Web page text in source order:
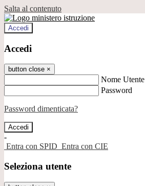
Salta al contenuto
Accedi
Accedi
button close ×
Nome Utente
Password
Password dimenticata?
-
Entra con SPID Entra con CIE
Seleziona utente